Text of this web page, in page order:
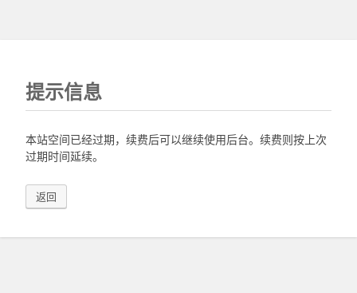
提示信息
本站空间已经过期，续费后可以继续使用后台。续费则按上次
过期时间延续。
返回